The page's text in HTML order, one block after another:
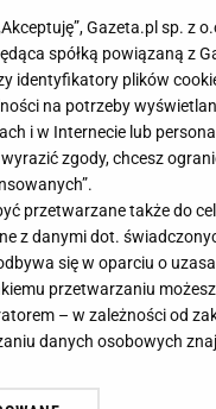
schudła.
Gazeta.pl sp. z
spółką powiązaną z
identyfikatory plików
na potrzeby
i w Internecie lub
zgody, chcesz
przetwarzane także do
z danymi dot.
się w oparciu o
przetwarzaniu
– w zależności od
danych osobowych